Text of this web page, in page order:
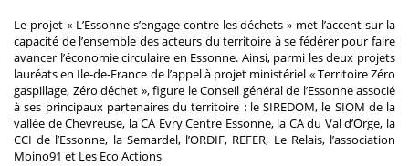
Le projet « L’Essonne s’engage contre les déchets » met l’accent sur la
capacité de l’ensemble des acteurs du territoire à se fédérer pour faire
avancer l’économie circulaire en Essonne. Ainsi, parmi les deux projets
lauréats en Ile-de-France de l’appel à projet ministériel « Territoire Zéro
gaspillage, Zéro déchet », figure le Conseil général de l’Essonne associé
à ses principaux partenaires du territoire : le SIREDOM, le SIOM de la
vallée de Chevreuse, la CA Evry Centre Essonne, la CA du Val d’Orge, la
CCI de l’Essonne, la Semardel, l’ORDIF, REFER, Le Relais, l’association
Moino91 et Les Eco Actions